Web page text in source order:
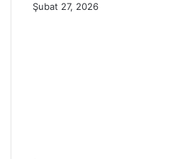
Şubat 27, 2026